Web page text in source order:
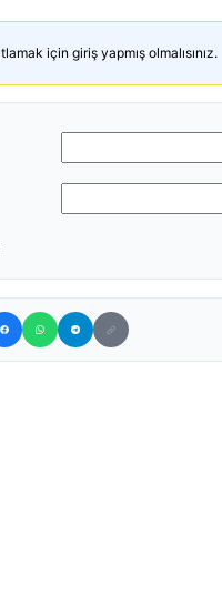
için giriş yapmış olmalısınız.